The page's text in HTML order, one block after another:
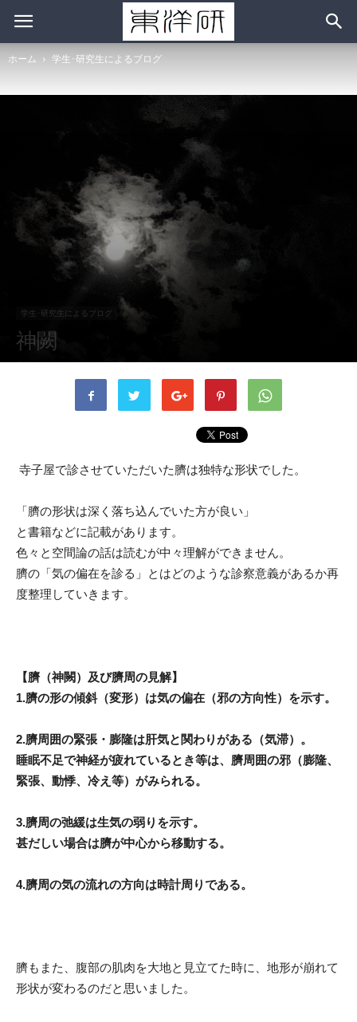
ホーム 学生･研究生によるブログ
学生･研究生によるブログ
神闕
書者 ohama - 2022年9月13日 799 0
寺子屋で診させていただいた臍は独特な形状でした。
「臍の形状は深く落ち込んでいた方が良い」
と書籍などに記載があります。
色々と空間論の話は読むが中々理解ができません。
臍の「気の偏在を診る」とはどのような診察意義があるか再
度整理していきます。
【臍（神闕）及び臍周の見解】
1.臍の形の傾斜（変形）は気の偏在（邪の方向性）を示す。
2.臍周囲の緊張・膨隆は肝気と関わりがある（気滞）。
睡眠不足で神経が疲れているとき等は、臍周囲の邪（膨隆、
緊張、動悸、冷え等）がみられる。
3.臍周の弛緩は生気の弱りを示す。
甚だしい場合は臍が中心から移動する。
4.臍周の気の流れの方向は時計周りである。
臍もまた、腹部の肌肉を大地と見立てた時に、地形が崩れて
形状が変わるのだと思いました。